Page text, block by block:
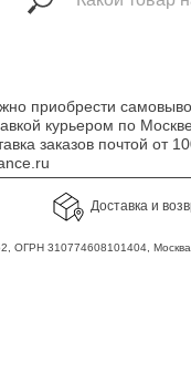
Доставка и
приобрести
курьером по
заказов почтой
ОГРН 310774608101404,